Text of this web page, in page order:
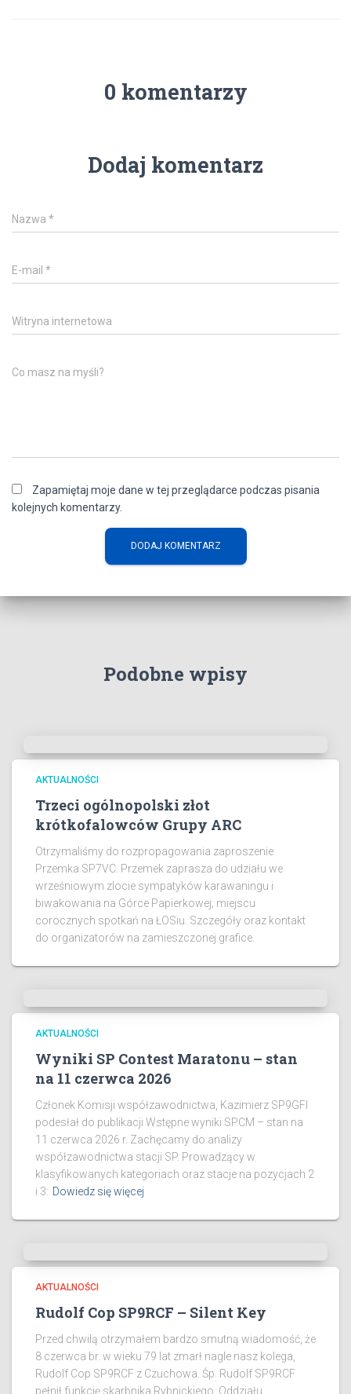
0 komentarzy
Dodaj komentarz
Nazwa *
E-mail *
Witryna internetowa
Co masz na myśli?
Zapamiętaj moje dane w tej przeglądarce podczas pisania
kolejnych komentarzy.
Podobne wpisy
AKTUALNOŚCI
Trzeci ogólnopolski złot
krótkofalowców Grupy ARC
Otrzymaliśmy do rozpropagowania zaproszenie
Przemka SP7VC. Przemek zaprasza do udziału we
wrześniowym zlocie sympatyków karawaningu i
biwakowania na Górce Papierkowej; miejscu
corocznych spotkań na ŁOSiu. Szczegóły oraz kontakt
do organizatorów na zamieszczonej grafice.
AKTUALNOŚCI
Wyniki SP Contest Maratonu – stan
na 11 czerwca 2026
Członek Komisji współzawodnictwa, Kazimierz SP9GFI
podesłał do publikacji Wstępne wyniki SPCM – stan na
11 czerwca 2026 r. Zachęcamy do analizy
współzawodnictwa stacji SP. Prowadzący w
klasyfikowanych kategoriach oraz stacje na pozycjach 2
i 3: Dowiedz się więcej
AKTUALNOŚCI
Rudolf Cop SP9RCF – Silent Key
Przed chwilą otrzymałem bardzo smutną wiadomość, że
8 czerwca br. w wieku 79 lat zmarł nagle nasz kolega,
Rudolf Cop SP9RCF z Czuchowa. Śp. Rudolf SP9RCF
pełnił funkcję skarbnika Rybnickiego Oddziału